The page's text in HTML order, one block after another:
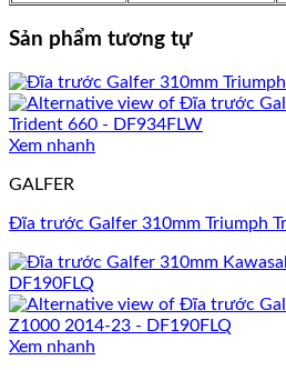
Sản phẩm tương tự
Xem nhanh
GALFER
Đĩa trước Galfer 310mm Triumph
Xem nhanh